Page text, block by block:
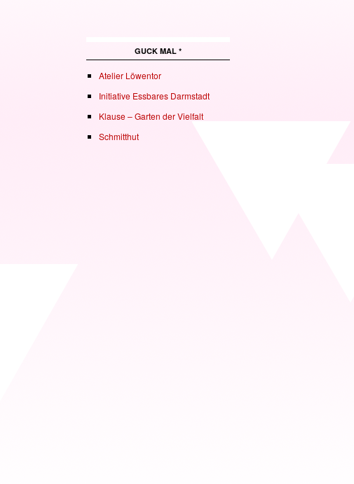
GUCK MAL *
Atelier Löwentor
Initiative Essbares Darmstadt
Klause – Garten der Vielfalt
Schmitthut